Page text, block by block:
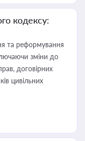
кодексу:
та реформування
зміни до
договірних
цивільних